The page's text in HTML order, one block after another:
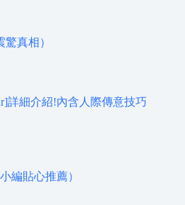
真相）
詳細介紹!內含人際傳意技巧
編貼心推薦）